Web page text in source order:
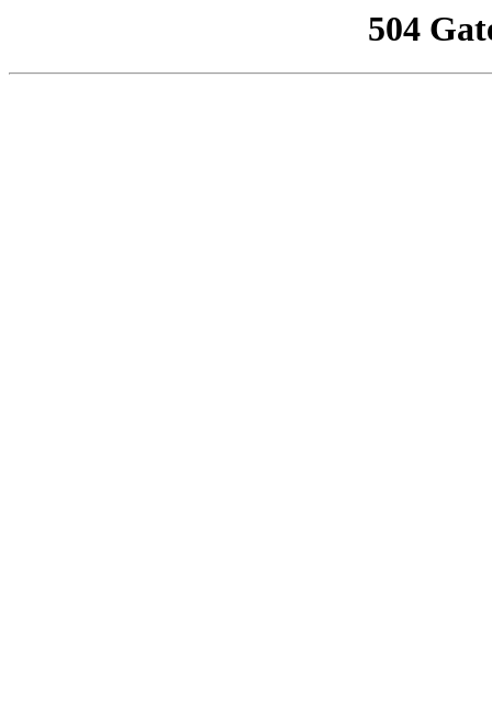
504